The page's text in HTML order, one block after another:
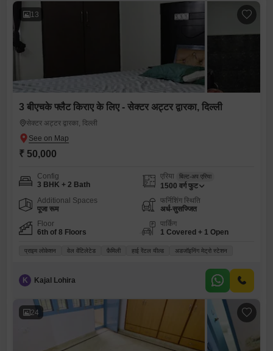
13
3 बीएचके फ्लैट किराए के लिए - सेक्टर अट्टर द्वारका, दिल्ली
सेक्टर अट्टर द्वारका, दिल्ली
₹ 50,000
Config
3 BHK + 2 Bath
एरिया बिल्ट-अप एरिया
1500 वर्ग फुट
Additional Spaces
पूजा रूम
फर्निशिंग स्थिति
अर्ध-सुसज्जित
Floor
6th of 8 Floors
पार्किंग
1 Covered + 1 Open
प्राइम लोकेशन वेल वेंटिलेटेड फ़ैमिली हाई रेंटल यील्ड अडजॉइनिंग मेट्रो स्टेशन
K Kajal Lohira
24